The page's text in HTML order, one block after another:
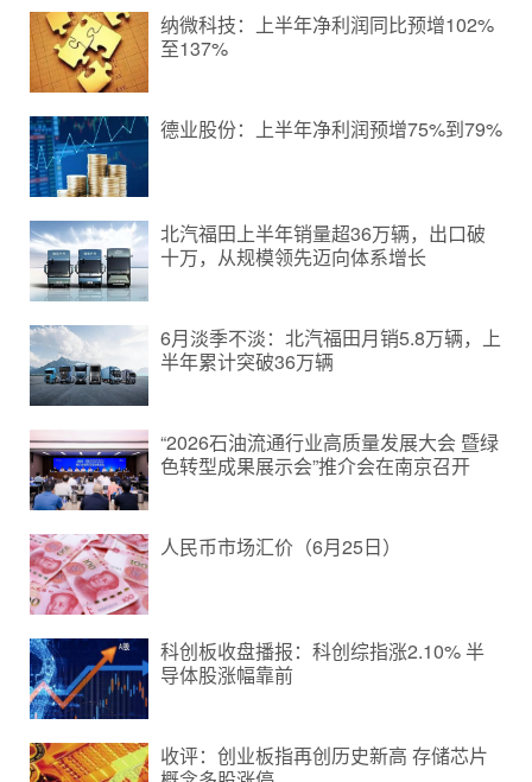
纳微科技：上半年净利润同比预增102%
至137%
德业股份：上半年净利润预增75%到79%
北汽福田上半年销量超36万辆，出口破
十万，从规模领先迈向体系增长
6月淡季不淡：北汽福田月销5.8万辆，上
半年累计突破36万辆
“2026石油流通行业高质量发展大会 暨绿
色转型成果展示会”推介会在南京召开
人民币市场汇价（6月25日）
科创板收盘播报：科创综指涨2.10% 半
导体股涨幅靠前
收评：创业板指再创历史新高 存储芯片